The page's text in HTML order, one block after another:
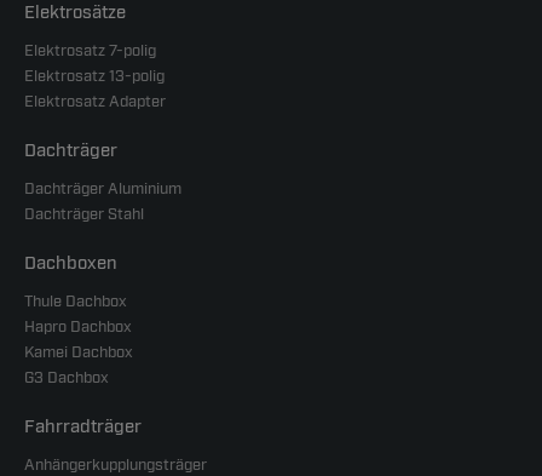
Elektrosätze
Elektrosatz 7-polig
Elektrosatz 13-polig
Elektrosatz Adapter
Dachträger
Dachträger Aluminium
Dachträger Stahl
Dachboxen
Thule Dachbox
Hapro Dachbox
Kamei Dachbox
G3 Dachbox
Fahrradträger
Anhängerkupplungsträger